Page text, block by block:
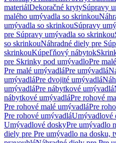
materiálDekoračné krytySúpravy
malého umývadla so skrinkou
umývadla so skrinkouSúpravy
pre Súpravy umývadla so skrinkou
so skrinkouNáhradné diely pre
skrinkouKúpeľňový nábytok
pre Skrinky pod umývadloPre
Pre malé umývadláPre umývadlá
umývadláPre dvojité umývadlá
umývadláPre nábytkové umývadlá
nábytkové umývadláPre rohové
Pre rohové malé umývadláPre
Pre rohové umývadláUmývadlové
Umývadlové doskyPre umývadlo
diely pre Pre umývadlo na dosku,